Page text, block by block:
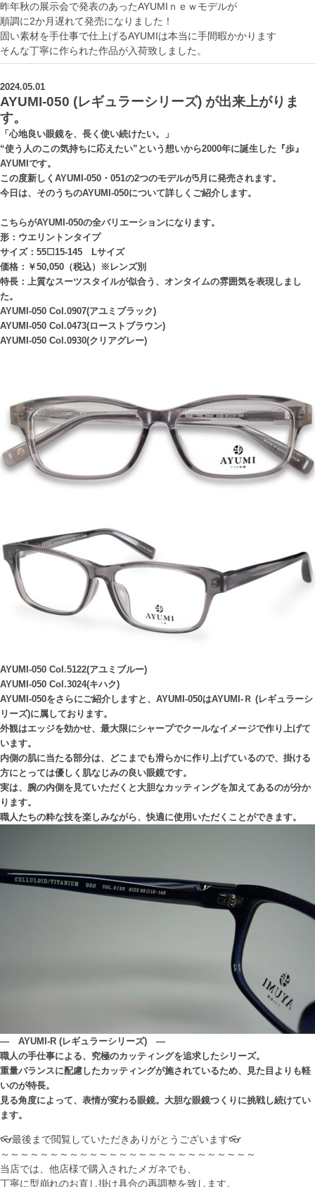
昨年秋の展示会で発表のあったAYUMIｎｅｗモデルが
順調に2か月遅れて発売になりました！
固い素材を手仕事で仕上げるAYUMIは本当に手間暇かかります
そんな丁寧に作られた作品が入荷致しました。
2024.05.01
AYUMI-050 (レギュラーシリーズ) が出来上がりま
す。
「心地良い眼鏡を、長く使い続けたい。」
“使う人のこの気持ちに応えたい”という想いから2000年に誕生した『歩』
AYUMIです。
この度新しくAYUMI-050・051の2つのモデルが5月に発売されます。
今日は、そのうちのAYUMI-050について詳しくご紹介します。
こちらがAYUMI-050の全バリエーションになります。
形：ウエリントンタイプ
サイズ：55☐15-145 Lサイズ
価格：￥50,050（税込）※レンズ別
特長：上質なスーツスタイルが似合う、オンタイムの雰囲気を表現しまし
た。
AYUMI-050 Col.0907(アユミブラック)
AYUMI-050 Col.0473(ローストブラウン)
AYUMI-050 Col.0930(クリアグレー)
AYUMI-050 Col.5122(アユミブルー)
AYUMI-050 Col.3024(キハク)
AYUMI-050をさらにご紹介しますと、AYUMI-050はAYUMI-Ｒ (レギュラーシ
リーズ)に属しております。
外観はエッジを効かせ、最大限にシャープでクールなイメージで作り上げて
います。
内側の肌に当たる部分は、どこまでも滑らかに作り上げているので、掛ける
方にとっては優しく肌なじみの良い眼鏡です。
実は、腕の内側を見ていただくと大胆なカッティングを加えてあるのが分か
ります。
職人たちの粋な技を楽しみながら、快適に使用いただくことができます。
― AYUMI-R (レギュラーシリーズ) ―
職人の手仕事による、究極のカッティングを追求したシリーズ。
重量バランスに配慮したカッティングが施されているため、見た目よりも軽
いのが特長。
見る角度によって、表情が変わる眼鏡。大胆な眼鏡つくりに挑戦し続けてい
ます。
👓最後まで閲覧していただきありがとうございます👓
～～～～～～～～～～～～～～～～～～～～～～～～～～
当店では、他店様で購入されたメガネでも、
丁寧に型崩れのお直し掛け具合の再調整を致します。